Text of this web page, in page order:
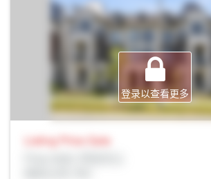
登录以查看更多
Listing Price Sale